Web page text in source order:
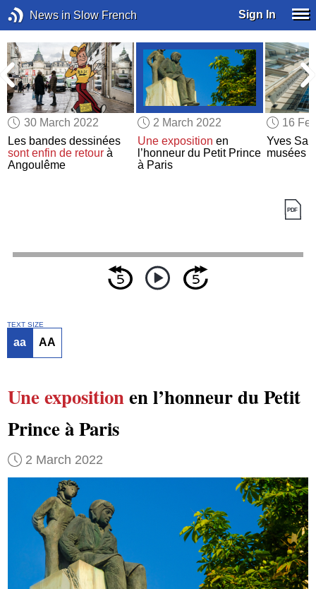
News in Slow French Sign In
30 March 2022
Les bandes dessinées
sont enfin de retour à
Angoulême
2 March 2022
Une exposition en
l’honneur du Petit Prince
à Paris
16
Yves
musées
TEXT SIZE
aa AA
Une expositionen l’honneur du Petit
Prince à Paris
2 March 2022